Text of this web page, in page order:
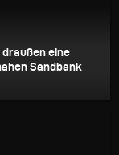
eine
Sandbank